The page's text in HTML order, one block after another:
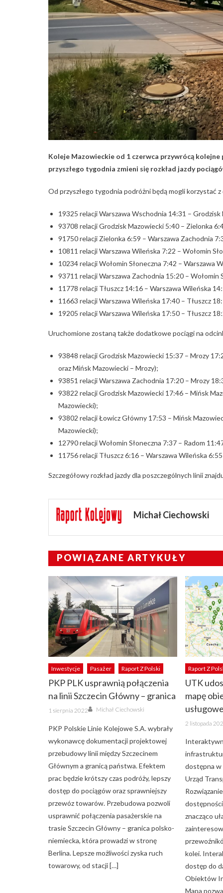
Koleje Mazowieckie od 1 czerwca przywrócą kolejne
przyszłego tygodnia zmieni się rozkład jazdy
Od przyszłego tygodnia podróżni będą mogli korzystać
19325 relacji Warszawa Wschodnia 14:31 –
93708 relacji Grodzisk Mazowiecki 5:40 – Zielonka
91750 relacji Zielonka 6:59 – Warszawa Zachodnia
10811 relacji Warszawa Wileńska 7:22 – Wołomin
10234 relacji Wołomin Słoneczna 7:42 – Warszawa
93711 relacji Warszawa Zachodnia 15:20 – Wołomin
11778 relacji Tłuszcz 14:16 – Warszawa Wileńska
11663 relacji Warszawa Wileńska 17:40 – Tłuszcz
19205 relacji Warszawa Wileńska 17:50 – Tłuszcz
Uruchomione zostaną także dodatkowe pociągi na
93848 relacji Grodzisk Mazowiecki 15:37 – Mrozy
oraz Mińsk Mazowiecki – Mrozy);
93851 relacji Warszawa Zachodnia 17:20 – Mrozy
93822 relacji Grodzisk Mazowiecki 17:46 – Mińsk
Mazowiecki);
93802 relacji Łowicz Główny 17:53 – Mińsk
Mazowiecki);
12790 relacji Wołomin Słoneczna 7:37 – Radom
11756 relacji Tłuszcz 6:16 – Warszawa Wileńska
Szczegółowy rozkład jazdy dla poszczególnych linii
Michał Ciechowski
POWIĄZANE ARTYKUŁY
Inwestycje Pasażer Raport Z Polski
PKP PLK usprawnią połączenia
na linii Szczecin Główny – granica
Posted
on
1 sierpnia 2022 Author
Michał Ciechowski
PKP Polskie Linie Kolejowe S.A. wybrały
wykonawcę dokumentacji projektowej
przebudowy linii między Szczecinem
Głównym a granicą państwa. Efektem
prac będzie krótszy czas podróży, lepszy
dostęp do pociągów oraz sprawniejszy
przewóz towarów. Przebudowa pozwoli
usprawnić połączenia pasażerskie na
trasie Szczecin Główny – granica polsko-
niemiecka, która prowadzi w stronę
Berlina. Lepsze możliwości zyska ruch
towarowy, od stacji […]
Raport Z
UTK
mapę
Posted
on
2 listopada
dostępna w
Urząd
znacząco
kolei.
dostęp do
Obiektów
Mapa